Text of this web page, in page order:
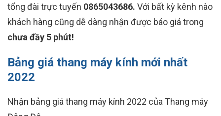
tổng đài trực tuyến 0865043686. Với bất kỳ kênh nào
khách hàng cũng dễ dàng nhận được báo giá trong
chưa đầy 5 phút!
Bảng giá thang máy kính mới nhất
2022
Nhận bảng giá thang máy kính 2022 của Thang máy